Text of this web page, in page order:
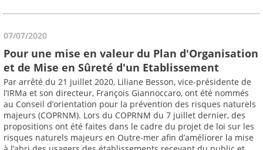
07/07/2020
Pour une mise en valeur du Plan d'Organisation
et de Mise en Sûreté d'un Etablissement
Par arrêté du 21 juillet 2020, Liliane Besson, vice-présidente de
l’IRMa et son directeur, François Giannoccaro, ont été nommés
au Conseil d’orientation pour la prévention des risques naturels
majeurs (COPRNM). Lors du COPRNM du 7 juillet dernier, des
propositions ont été faites dans le cadre du projet de loi sur les
risques naturels majeurs en Outre-mer afin d’améliorer la mise